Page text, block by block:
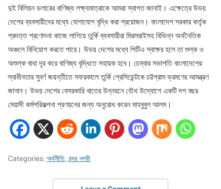
দুই বিলিয়ন ডলারের বাণিজ্য লক্ষ্যমাত্রাকে আমরা স্বাগত জানাই। এক্ষেত্রে উভয়
দেশের ব্যবসায়ীদের মধ্যে যোগাযোগ বৃদ্ধি করা প্রয়োজন। বাংলাদেশ সরকার কর্তৃক
প্রদত্ত প্রণোদনা কাজে লাগিয়ে তুর্কি ব্যবসায়ীরা মিরসরাইসহ বিভিন্ন অর্থনৈতিক
অঞ্চলে বিনিয়োগ করতে পারে। উভয় দেশের মধ্যে পিটিএ স্বাক্ষর হলে তা শুল্ক ও
অশুল্ক বাধা দূর করে বাণিজ্য বৃদ্ধিতে সহায়ক হবে। চেম্বার সভাপতি বাংলাদেশের
স্বাধীনতার সুবর্ণ জয়ন্তীতে সফরকালে তুর্কি প্রেসিডেন্টকে চট্টগ্রাম ভ্রমণের আমন্ত্রণ
জানান। উভয় দেশের বেসরকারি খাতের উন্নয়নে যৌথ উদ্যোগে একটি দশ বছর
মেয়াদী কর্মপরিকল্পনা প্রণয়নের জন্য অনুরোধ করেন মাহবুবুল আলম।
Categories: অর্থনীতি, বন্দর নগরী